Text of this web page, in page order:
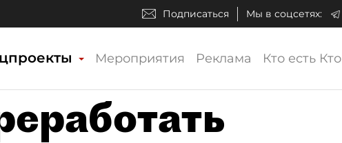
Подписаться Мы в соцсетях:
Мероприятия Реклама Кто есть Кто